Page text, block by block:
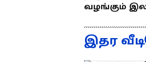
வழங்கும்
இதர